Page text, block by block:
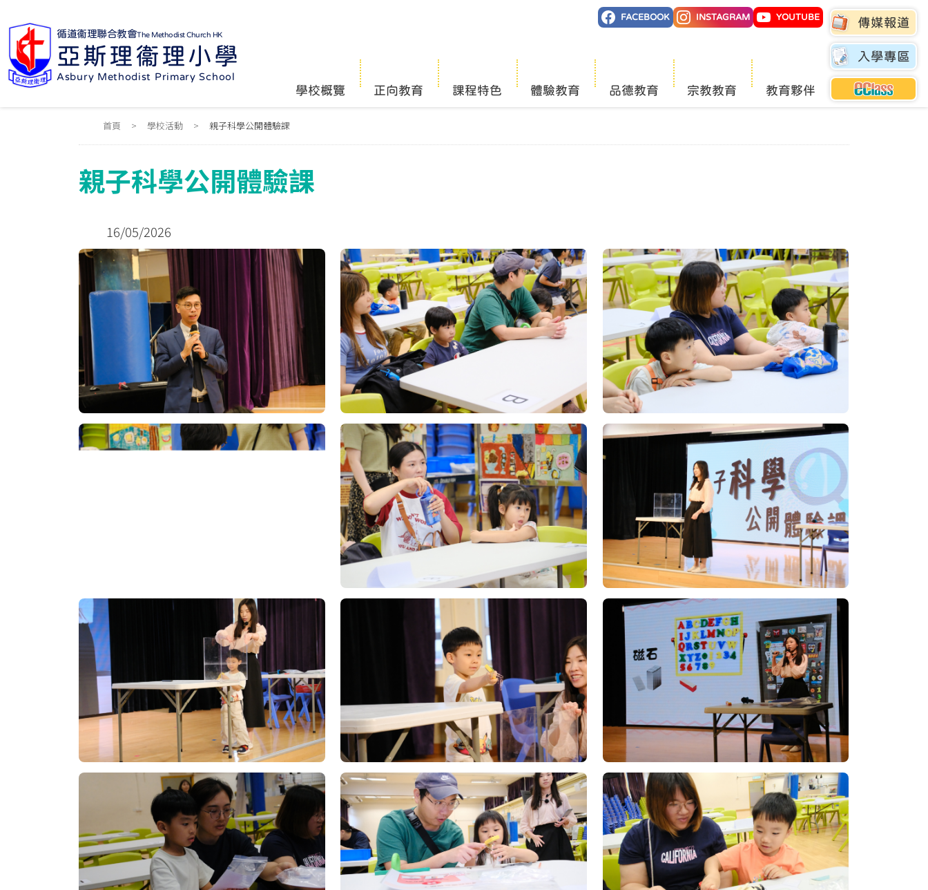
循道衞理聯合教會The Methodist Church HK
亞斯理衞理小學
Asbury Methodist Primary School
傳媒報道
入學專區
FACEBOOK INSTAGRAM YOUTUBE
學校概覽 正向教育 課程特色 體驗教育 品德教育 宗教教育 教育夥伴
首頁 > 學校活動 > 親子科學公開體驗課
親子科學公開體驗課
16/05/2026